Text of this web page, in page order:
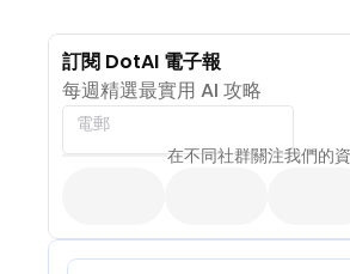
訂閱 DotAI 電子報
每週精選最實用 AI 攻略
電郵
在不同社群關注我們的